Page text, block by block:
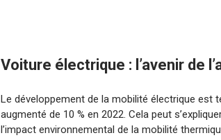
Voiture électrique : l’avenir de
Le développement de la mobilité électrique est
augmenté de 10 % en 2022. Cela peut
l’impact environnemental de la mobilité